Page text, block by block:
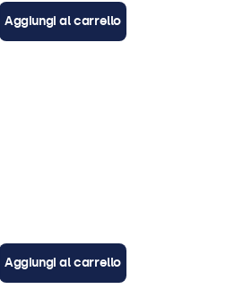
Aggiungi al carrello
Aggiungi al carrello